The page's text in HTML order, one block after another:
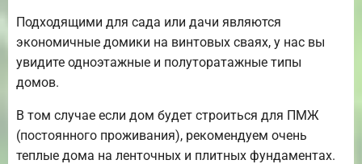
Подходящими для сада или дачи являются
экономичные домики на винтовых сваях, у нас вы
увидите одноэтажные и полуторатажные типы
домов.
В том случае если дом будет строиться для ПМЖ
(постоянного проживания), рекомендуем очень
теплые дома на ленточных и плитных фундаментах.